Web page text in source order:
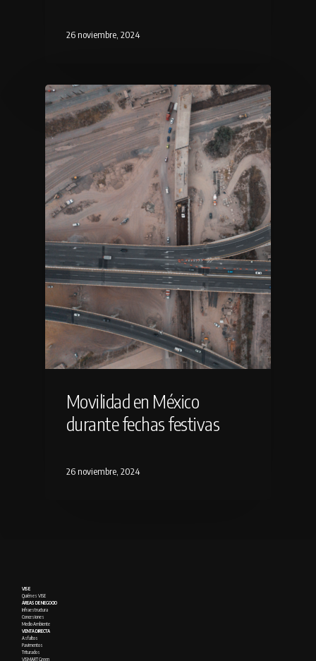
26 noviembre, 2024
Movilidad en México
durante fechas festivas
26 noviembre, 2024
VISE
Quién es VISE
ÁREAS DE NEGOCIO
Infraestructura
Concesiones
Medio Ambiente
VENTA DIRECTA
Asfaltos
Pavimentos
Triturados
VISMART Green